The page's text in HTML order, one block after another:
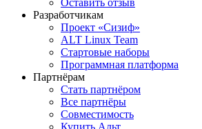
Разработчикам
Проект «Сизиф»
ALT Linux Team
Стартовые наборы
Программная платформа
Партнёрам
Стать партнёром
Все партнёры
Совместимость
Купить Альт